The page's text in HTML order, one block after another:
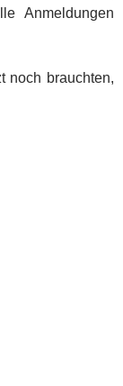
Anmeldungen
noch brauchten,